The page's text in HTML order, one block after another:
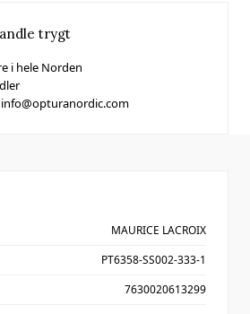
trygt
i hele Norden
MAURICE LACROIX
PT6358-SS002-333-1
7630020613299